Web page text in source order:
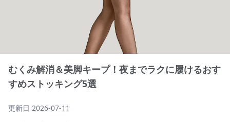
むくみ解消＆美脚キープ！夜までラクに履けるおす
すめストッキング5選
更新日 2026-07-11